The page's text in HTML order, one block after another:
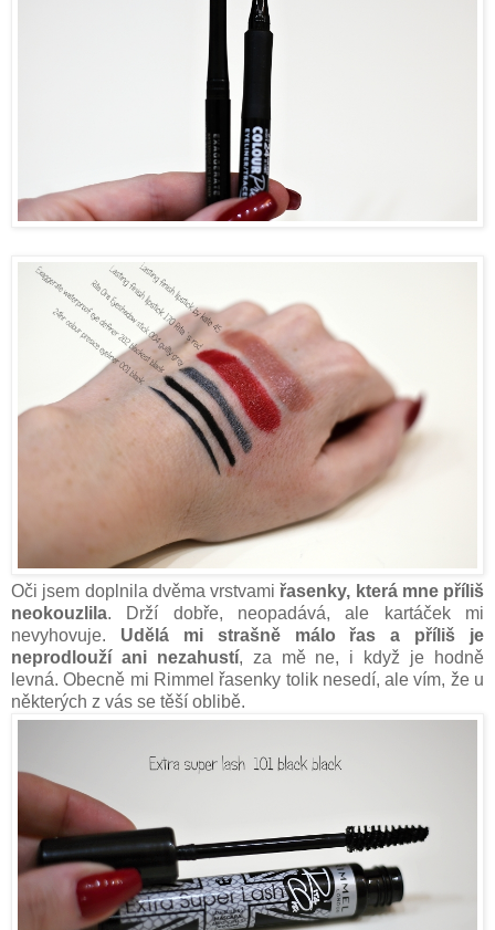
Oči jsem doplnila dvěma vrstvami řasenky, která mne příliš
neokouzlila. Drží dobře, neopadává, ale kartáček mi
nevyhovuje. Udělá mi strašně málo řas a příliš je
neprodlouží ani nezahustí, za mě ne, i když je hodně
levná. Obecně mi Rimmel řasenky tolik nesedí, ale vím, že u
některých z vás se těší oblibě.